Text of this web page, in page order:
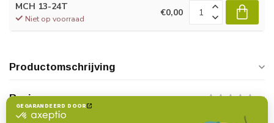
MCH 13-24T
Niet op voorraad
€0,00
Productomschrijving
Reviews